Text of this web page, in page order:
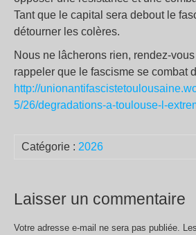
Tant que le capital sera debout le
détourner les colères.
Nous ne lâcherons rien, rendez-
rappeler que le fascisme se combat
http://
5/26/degradations-a-toulouse-l-
Catégorie : 2026
Laisser un commentaire
Votre adresse e-mail ne sera pas publiée.